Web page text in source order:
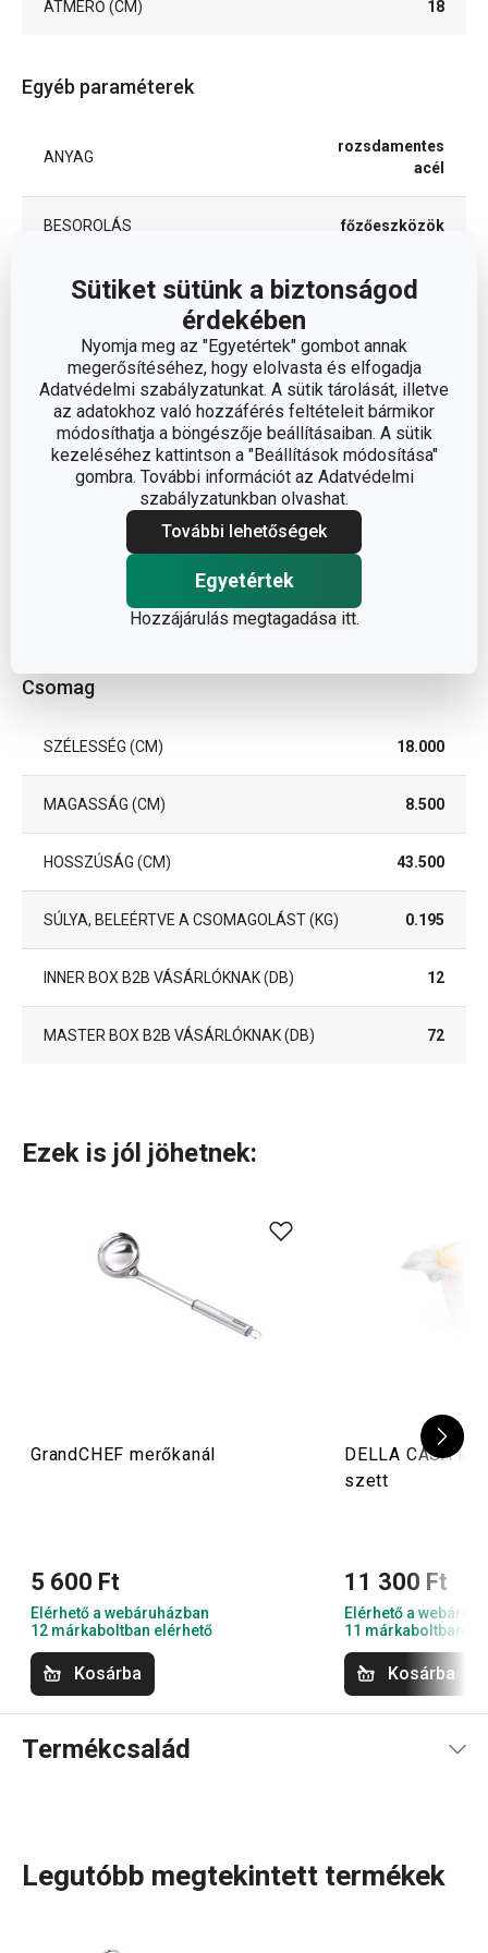
Sütiket sütünk a biztonságod
érdekében
Nyomja meg az "Egyetértek" gombot annak
megerősítéséhez, hogy elolvasta és elfogadja
Adatvédelmi szabályzatunkat. A sütik tárolását, illetve
az adatokhoz való hozzáférés feltételeit bármikor
módosíthatja a böngészője beállításaiban. A sütik
kezeléséhez kattintson a "Beállítások módosítása"
gombra. További információt az Adatvédelmi
szabályzatunkban olvashat.
További lehetőségek
Egyetértek
Hozzájárulás megtagadása itt.
ÁTMÉRŐ (CM) 18
Egyéb paraméterek
ANYAG
rozsdamentes
acél
BESOROLÁS főzőeszközök
TERMÉKCSALÁD GrandCHEF
TÍPUS szűrő
SZÍN
rozsdamentes
acél
TISZTÍTÁS MOSOGATÓGÉPBEN Igen
A GARANCIÁLIS IDŐSZAK
Csomag
SZÉLESSÉG (CM) 18.000
MAGASSÁG (CM) 8.500
HOSSZÚSÁG (CM) 43.500
SÚLYA, BELEÉRTVE A CSOMAGOLÁST (KG) 0.195
INNER BOX B2B VÁSÁRLÓKNAK (DB) 12
MASTER BOX B2B VÁSÁRLÓKNAK (DB) 72
Ezek is jól jöhetnek:
GrandCHEF merőkanál
5 600 Ft
Elérhető a webáruházban
12 márkaboltban elérhető
Kosárba
DELLA CASA
szett
11 300 Ft
Elérhető a
11 márkaboltban
Kosárba
Termékcsalád
Legutóbb megtekintett termékek